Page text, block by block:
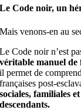
Le Code noir, un
Mais venons-en au
Le Code noir n’est
véritable manuel de
il permet de
françaises post-
sociales, familiales
descendants.